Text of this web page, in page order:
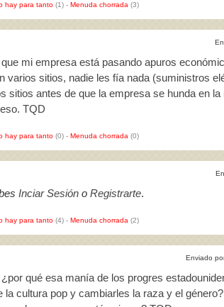
hay para tanto (1) - Menuda chorrada (3)
mi empresa está pasando apuros
varios sitios, nadie les fía nada (suministros
sitios antes de que la empresa se hunda en
TQD
hay para tanto (0) - Menuda chorrada (0)
Inciar Sesión o Registrarte.
hay para tanto (4) - Menuda chorrada (2)
Enviado
qué esa manía de los progres
la cultura pop y cambiarles la raza y el